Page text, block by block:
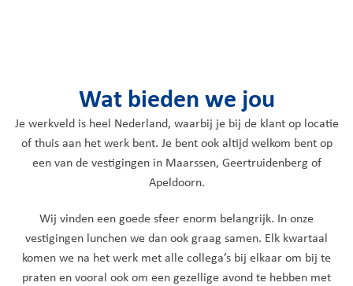
Wat bieden we jou
Je werkveld is heel Nederland, waarbij je bij de klant op locatie
of thuis aan het werk bent. Je bent ook altijd welkom bent op
een van de vestigingen in Maarssen, Geertruidenberg of
Apeldoorn.
Wij vinden een goede sfeer enorm belangrijk. In onze
vestigingen lunchen we dan ook graag samen. Elk kwartaal
komen we na het werk met alle collega’s bij elkaar om bij te
praten en vooral ook om een gezellige avond te hebben met